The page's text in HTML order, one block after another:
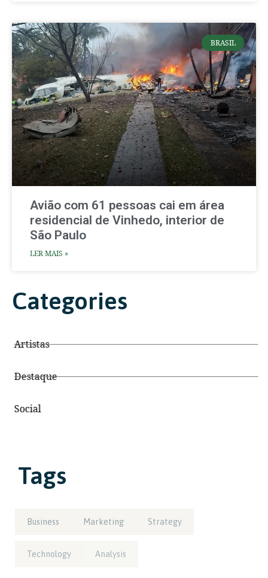
BRASIL
Avião com 61 pessoas cai em área
residencial de Vinhedo, interior de
São Paulo
LER MAIS »
Categories
Artistas
Destaque
Social
Tags
Business Marketing Strategy
Technology Analysis